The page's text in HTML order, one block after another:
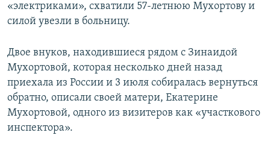
«электриками», схватили 57-летнюю Мухортову и
силой увезли в больницу.
Двое внуков, находившиеся рядом с Зинаидой
Мухортовой, которая несколько дней назад
приехала из России и 3 июля собиралась вернуться
обратно, описали своей матери, Екатерине
Мухортовой, одного из визитеров как «участкового
инспектора».